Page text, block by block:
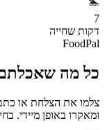
7
דקות שחייה
FoodPal
כל מה
ומאקרו באופן מיידי.